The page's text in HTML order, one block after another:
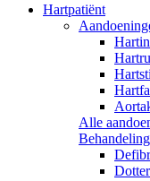
Hartpatiënt
Alle